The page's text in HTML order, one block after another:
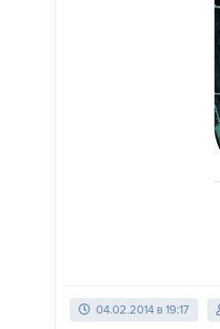
04.02.2014 в 19:17